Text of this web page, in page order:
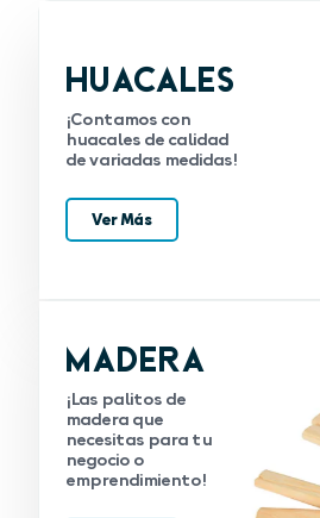
Huacales
¡Contamos con
huacales de calidad
de variadas medidas!
Ver Más
Madera
¡Las palitos de
madera que
necesitas para tu
negocio o
emprendimiento!